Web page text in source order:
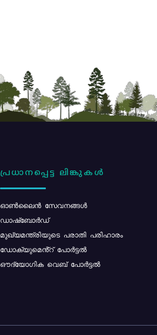
പ്രധാനപ്പെട്ട ലിങ്കുകൾ
ഓൺലൈൻ സേവനങ്ങൾ
ഡാഷ്ബോർഡ്
മുഖ്യമന്ത്രിയുടെ പരാതി പരിഹാരം
ഡോക്യുമെൻ്റ് പോർട്ടൽ
ഔദ്യോഗിക വെബ് പോർട്ടൽ